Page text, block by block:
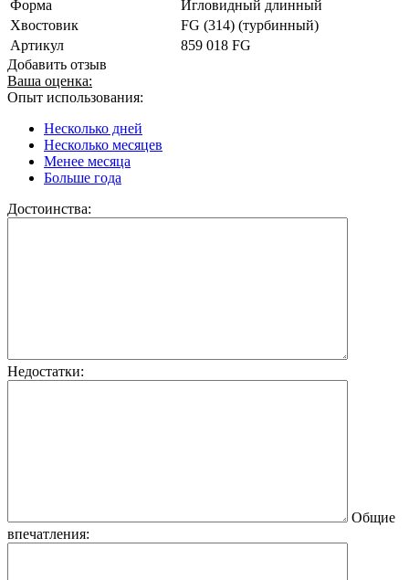
Форма
Игловидный длинный
Хвостовик
FG (314) (турбинный)
Артикул
859 018 FG
Добавить отзыв
Ваша оценка:
Опыт использования:
Несколько дней
Несколько месяцев
Менее месяца
Больше года
Достоинства:
Недостатки:
Общие
впечатления: